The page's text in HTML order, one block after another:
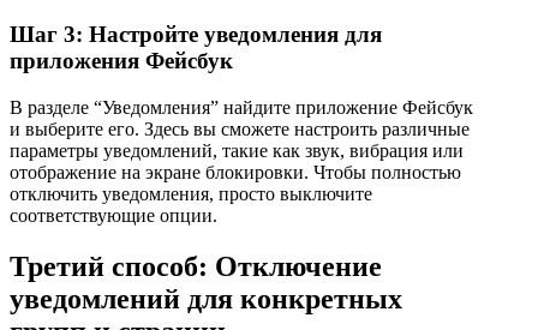
Шаг 3: Настройте уведомления для
приложения Фейсбук
В разделе “Уведомления” найдите приложение Фейсбук
и выберите его. Здесь вы сможете настроить различные
параметры уведомлений, такие как звук, вибрация или
отображение на экране блокировки. Чтобы полностью
отключить уведомления, просто выключите
соответствующие опции.
Третий способ: Отключение
уведомлений для конкретных